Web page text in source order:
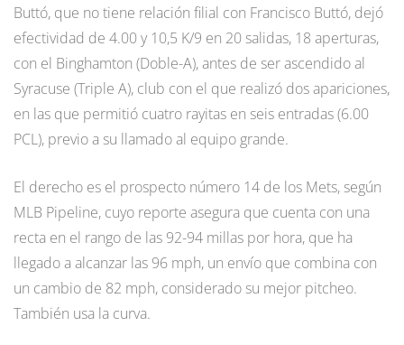
Buttó, que no tiene relación filial con Francisco Buttó, dejó
efectividad de 4.00 y 10,5 K/9 en 20 salidas, 18 aperturas,
con el Binghamton (Doble-A), antes de ser ascendido al
Syracuse (Triple A), club con el que realizó dos apariciones,
en las que permitió cuatro rayitas en seis entradas (6.00
PCL), previo a su llamado al equipo grande.
El derecho es el prospecto número 14 de los Mets, según
MLB Pipeline, cuyo reporte asegura que cuenta con una
recta en el rango de las 92-94 millas por hora, que ha
llegado a alcanzar las 96 mph, un envío que combina con
un cambio de 82 mph, considerado su mejor pitcheo.
También usa la curva.